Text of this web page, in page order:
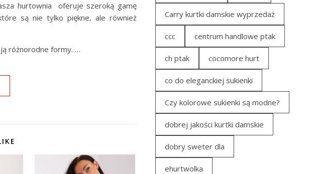
hurtownia oferuje szeroką gamę
są nie tylko piękne, ale również
różnorodne formy. …
Carry kurtki damskie wyprzedaż
ccc centrum handlowe ptak
ch ptak cocomore hurt
co do eleganckiej sukienki
Czy kolorowe sukienki są modne?
dobrej jakości kurtki damskie
dobry sweter dla
ehurtwolka